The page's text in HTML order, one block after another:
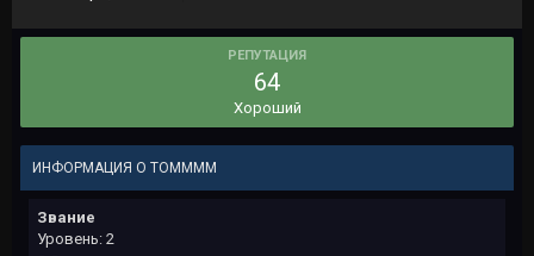
РЕПУТАЦИЯ
64
Хороший
ИНФОРМАЦИЯ О TOMMMM
Звание
Уровень: 2